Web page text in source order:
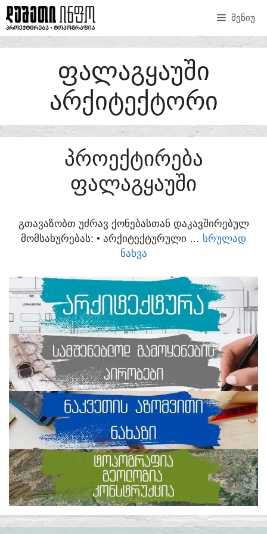
SKIP
TO
CONTENT
ᲛᲔᲜᲘᲣ
ᲤᲐᲚᲐᲒᲧᲐᲣᲨᲘ
ᲐᲠᲥᲘᲢᲔᲥᲢᲝᲠᲘ
ᲞᲠᲝᲔᲥᲢᲘᲠᲔᲑᲐ
ᲤᲐᲚᲐᲒᲧᲐᲣᲨᲘ
ᲒᲗᲐᲕᲐᲖᲝᲑᲗ ᲣᲫᲠᲐᲕ ᲥᲝᲜᲔᲑᲐᲡᲗᲐᲜ ᲓᲐᲙᲐᲕᲨᲘᲠᲔᲑᲣᲚ
ᲛᲝᲛᲡᲐᲮᲣᲠᲔᲑᲐᲡ:​ • ᲐᲠᲥᲘᲢᲔᲥᲢᲣᲠᲣᲚᲘ … ᲡᲠᲣᲚᲐᲓ
ᲜᲐᲮᲕᲐ